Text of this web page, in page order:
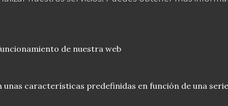
de nuestra web
unas características predefinidas en función de una